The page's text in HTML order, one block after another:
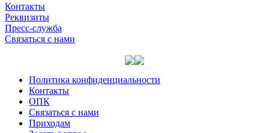
Контакты
Реквизиты
Пресс-служба
Связаться с нами
Политика конфиденциальности
Контакты
ОПК
Связаться с нами
Приходам